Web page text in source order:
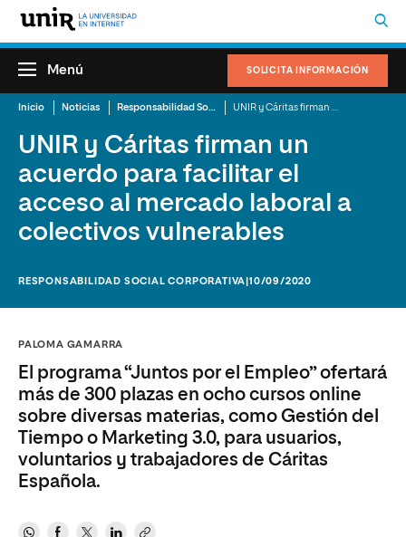
SOLICITA INFORMACIÓN
Menú
Inicio Noticias Responsabilidad Social Corporativa
UNIR y Cáritas firman un
acuerdo para facilitar el
acceso al mercado laboral a
colectivos vulnerables
RESPONSABILIDAD SOCIAL CORPORATIVA |10/09/2020
PALOMA GAMARRA
El programa “Juntos por el Empleo” ofertará
más de 300 plazas en ocho cursos online
sobre diversas materias, como Gestión del
Tiempo o Marketing 3.0, para usuarios,
voluntarios y trabajadores de Cáritas
Española.